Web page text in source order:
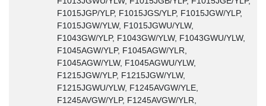
F1015JGP/YLP, F1015JGS/YLP, F1015JGW/YLP,
F1015JGW/YLW, F1015JGWU/YLW,
F1043GW/YLP, F1043GW/YLW, F1043GWU/YLW,
F1045AGW/YLP, F1045AGW/YLR,
F1045AGW/YLW, F1045AGWU/YLW,
F1215JGW/YLP, F1215JGW/YLW,
F1215JGWU/YLW, F1245AVGW/YLE,
F1245AVGW/YLP, F1245AVGW/YLR,